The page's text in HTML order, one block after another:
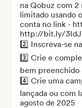
na Qobuz com
limitado usando
conta no link -
http://bit.ly/
2️⃣ Inscreva-se
3️⃣ Crie e
bem preenchido
4️⃣ Crie uma
lançada ou com
agosto de 2025